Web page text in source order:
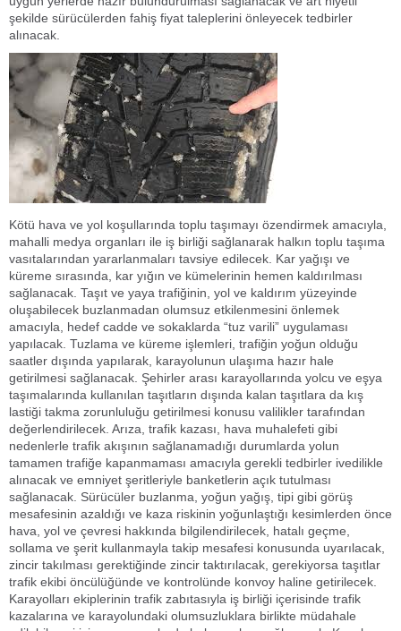
şekilde sürücülerden fahiş fiyat taleplerini önleyecek tedbirler
alınacak.
Kötü hava ve yol koşullarında toplu taşımayı özendirmek amacıyla,
mahalli medya organları ile iş birliği sağlanarak halkın toplu taşıma
vasıtalarından yararlanmaları tavsiye edilecek. Kar yağışı ve
küreme sırasında, kar yığın ve kümelerinin hemen kaldırılması
sağlanacak. Taşıt ve yaya trafiğinin, yol ve kaldırım yüzeyinde
oluşabilecek buzlanmadan olumsuz etkilenmesini önlemek
amacıyla, hedef cadde ve sokaklarda “tuz varili” uygulaması
yapılacak. Tuzlama ve küreme işlemleri, trafiğin yoğun olduğu
saatler dışında yapılarak, karayolunun ulaşıma hazır hale
getirilmesi sağlanacak. Şehirler arası karayollarında yolcu ve eşya
taşımalarında kullanılan taşıtların dışında kalan taşıtlara da kış
lastiği takma zorunluluğu getirilmesi konusu valilikler tarafından
değerlendirilecek. Arıza, trafik kazası, hava muhalefeti gibi
nedenlerle trafik akışının sağlanamadığı durumlarda yolun
tamamen trafiğe kapanmaması amacıyla gerekli tedbirler ivedilikle
alınacak ve emniyet şeritleriyle banketlerin açık tutulması
sağlanacak. Sürücüler buzlanma, yoğun yağış, tipi gibi görüş
mesafesinin azaldığı ve kaza riskinin yoğunlaştığı kesimlerden önce
hava, yol ve çevresi hakkında bilgilendirilecek, hatalı geçme,
sollama ve şerit kullanmayla takip mesafesi konusunda uyarılacak,
zincir takılması gerektiğinde zincir taktırılacak, gerekiyorsa taşıtlar
trafik ekibi öncülüğünde ve kontrolünde konvoy haline getirilecek.
Karayolları ekiplerinin trafik zabıtasıyla iş birliği içerisinde trafik
kazalarına ve karayolundaki olumsuzluklara birlikte müdahale